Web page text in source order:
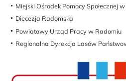
Miejski Ośrodek Pomocy Społecznej
Diecezja Radomska
Powiatowy Urząd Pracy w Radomiu
Regionalna Dyrekcja Lasów